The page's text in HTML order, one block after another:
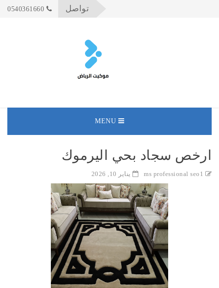
تواصل
MENU
ارخص سجاد بحي اليرموك
ms professional seo1 يناير 10, 2026